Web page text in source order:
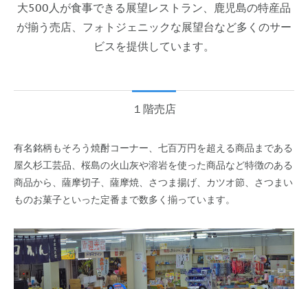
大500人が食事できる展望レストラン、鹿児島の特産品
が揃う売店、フォトジェニックな展望台など多くのサー
ビスを提供しています。
１階売店
有名銘柄もそろう焼酎コーナー、七百万円を超える商品まである
屋久杉工芸品、桜島の火山灰や溶岩を使った商品など特徴のある
商品から、薩摩切子、薩摩焼、さつま揚げ、カツオ節、さつまい
ものお菓子といった定番まで数多く揃っています。